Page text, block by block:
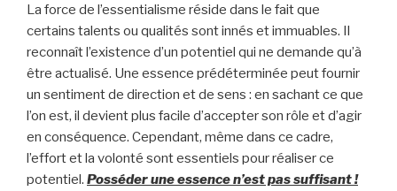
La force de l’essentialisme réside dans le fait que
certains talents ou qualités sont innés et immuables. Il
reconnaît l’existence d’un potentiel qui ne demande qu’à
être actualisé. Une essence prédéterminée peut fournir
un sentiment de direction et de sens : en sachant ce que
l’on est, il devient plus facile d’accepter son rôle et d’agir
en conséquence. Cependant, même dans ce cadre,
l’effort et la volonté sont essentiels pour réaliser ce
potentiel. Posséder une essence n’est pas suffisant !